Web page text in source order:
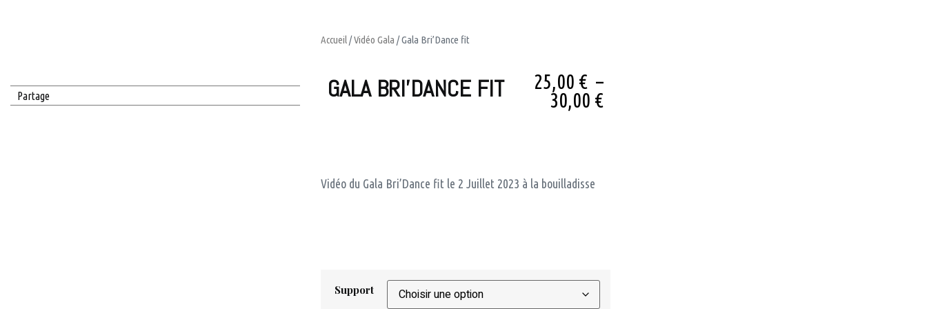
Partage
Accueil/Vidéo Gala / Gala Bri’Dance fit
GALA BRI’DANCE FIT 25,00 € –
30,00 €
Vidéo du Gala Bri’Dance fit le 2 Juillet 2023 à la bouilladisse
Support